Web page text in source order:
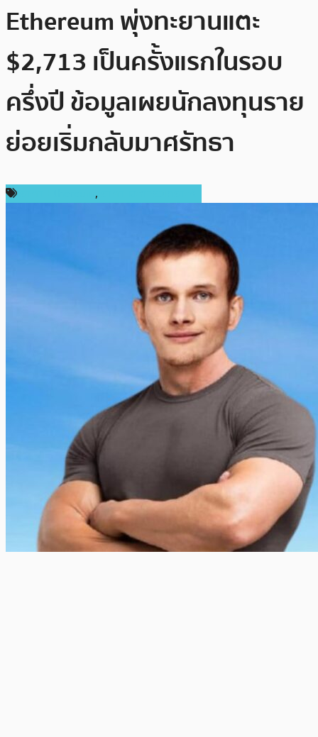
Ethereum พุ่งทะยานแตะ
$2,713 เป็นครั้งแรกในรอบ
ครึ่งปี ข้อมูลเผยนักลงทุนราย
ย่อยเริ่มกลับมาศรัทธา
,